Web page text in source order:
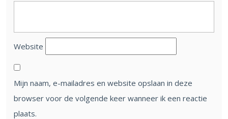
Website
Mijn naam, e-mailadres en website opslaan in deze
browser voor de volgende keer wanneer ik een reactie
plaats.